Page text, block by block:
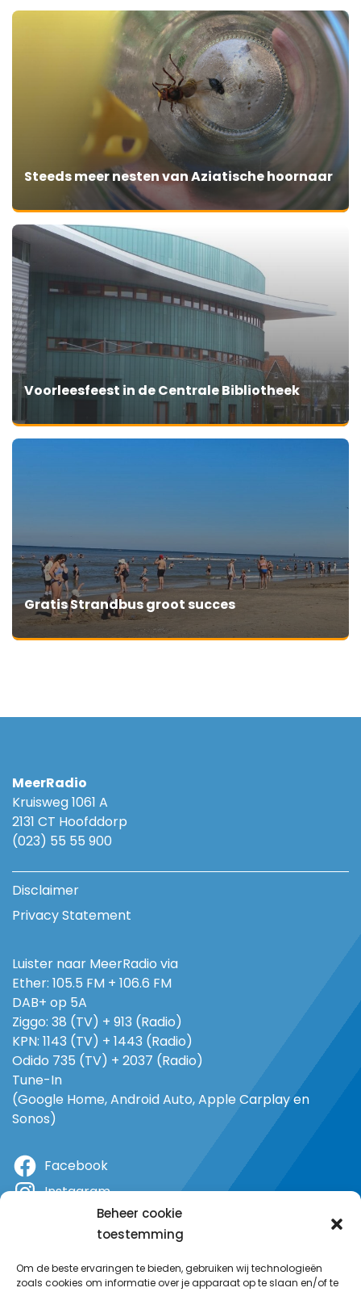
Beheer cookie
toestemming
Om de beste ervaringen te bieden, gebruiken wij technologieën
zoals cookies om informatie over je apparaat op te slaan en/of te
Steeds meer nesten van Aziatische hoornaar
Voorleesfeest in de Centrale Bibliotheek
Gratis Strandbus groot succes
MeerRadio
Kruisweg 1061 A
2131 CT Hoofddorp
(023) 55 55 900
Disclaimer
Privacy Statement
Luister naar MeerRadio via
Ether: 105.5 FM + 106.6 FM
DAB+ op 5A
Ziggo: 38 (TV) + 913 (Radio)
KPN: 1143 (TV) + 1443 (Radio)
Odido 735 (TV) + 2037 (Radio)
Tune-In
(Google Home, Android Auto, Apple Carplay en
Sonos)
Facebook
Instagram
YouTube